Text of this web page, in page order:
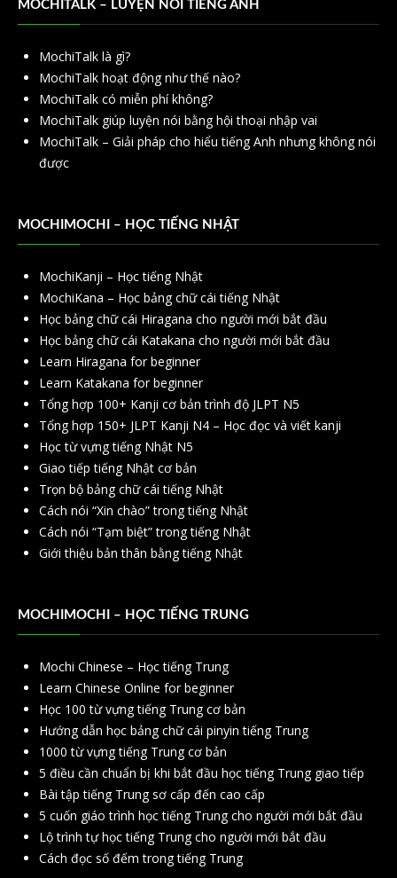
MOCHITALK – LUYỆN NÓI TIẾNG ANH
MochiTalk là gì?
MochiTalk hoạt động như thế nào?
MochiTalk có miễn phí không?
MochiTalk giúp luyện nói bằng hội thoại nhập vai
MochiTalk – Giải pháp cho hiểu tiếng Anh nhưng không nói
được
MOCHIMOCHI – HỌC TIẾNG NHẬT
MochiKanji – Học tiếng Nhật
MochiKana – Học bảng chữ cái tiếng Nhật
Học bảng chữ cái Hiragana cho người mới bắt đầu
Học bảng chữ cái Katakana cho người mới bắt đầu
Learn Hiragana for beginner
Learn Katakana for beginner
Tổng hợp 100+ Kanji cơ bản trình độ JLPT N5
Tổng hợp 150+ JLPT Kanji N4 – Học đọc và viết kanji
Học từ vựng tiếng Nhật N5
Giao tiếp tiếng Nhật cơ bản
Trọn bộ bảng chữ cái tiếng Nhật
Cách nói “Xin chào” trong tiếng Nhật
Cách nói “Tạm biệt” trong tiếng Nhật
Giới thiệu bản thân bằng tiếng Nhật
MOCHIMOCHI – HỌC TIẾNG TRUNG
Mochi Chinese – Học tiếng Trung
Learn Chinese Online for beginner
Học 100 từ vựng tiếng Trung cơ bản
Hướng dẫn học bảng chữ cái pinyin tiếng Trung
1000 từ vựng tiếng Trung cơ bản
5 điều cần chuẩn bị khi bắt đầu học tiếng Trung giao tiếp
Bài tập tiếng Trung sơ cấp đến cao cấp
5 cuốn giáo trình học tiếng Trung cho người mới bắt đầu
Lộ trình tự học tiếng Trung cho người mới bắt đầu
Cách đọc số đếm trong tiếng Trung